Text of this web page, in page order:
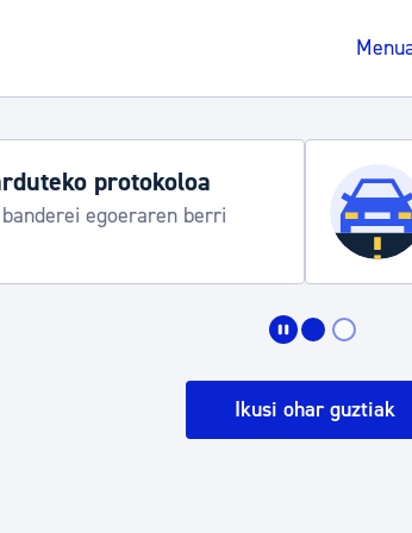
protokoloa
egoeraren berri
Ikusi ohar guztiak